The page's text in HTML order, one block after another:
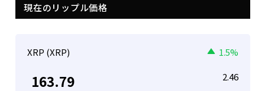
現在のリップル価格
XRP (XRP) 1.5%
163.79 2.46